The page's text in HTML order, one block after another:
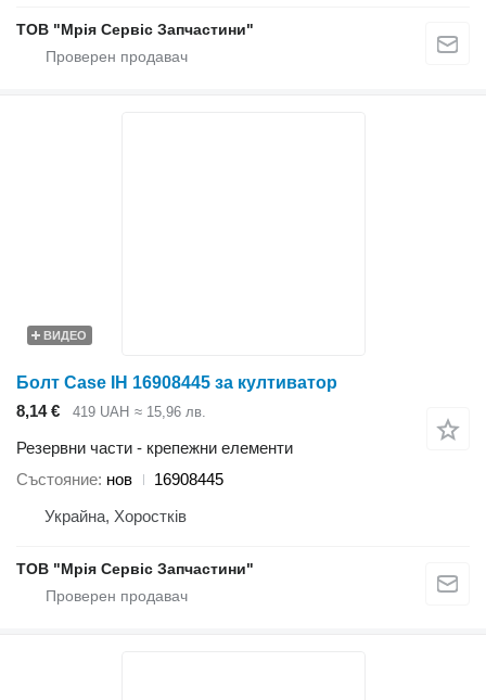
ТОВ "Мрія Сервіс Запчастини"
ВИДЕО
Болт Case IH 16908445 за култиватор
8,14 €
419 UAH ≈ 15,96 лв.
Резервни части - крепежни елементи
Състояние нов
16908445
Украйна, Хоростків
ТОВ "Мрія Сервіс Запчастини"